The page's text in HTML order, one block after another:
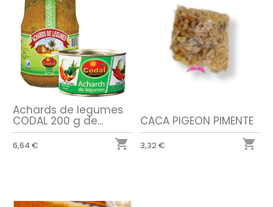
Achards de legumes
CODAL 200 g de...
6,64 € 
CACA PIGEON PIMENTE
3,32 € 